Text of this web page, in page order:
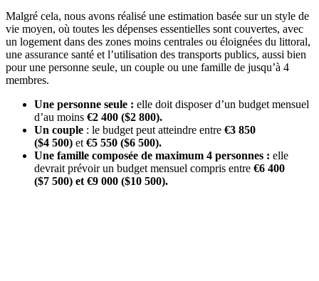
Malgré cela, nous avons réalisé une estimation basée sur un style de
vie moyen, où toutes les dépenses essentielles sont couvertes, avec
un logement dans des zones moins centrales ou éloignées du littoral,
une assurance santé et l’utilisation des transports publics, aussi bien
pour une personne seule, un couple ou une famille de jusqu’à 4
membres.
Une personne seule : elle doit disposer d’un budget mensuel
d’au moins €2 400 ($2 800).
Un couple : le budget peut atteindre entre €3 850
($4 500) et €5 550 ($6 500).
Une famille composée de maximum 4 personnes : elle
devrait prévoir un budget mensuel compris entre €6 400
($7 500) et €9 000 ($10 500).